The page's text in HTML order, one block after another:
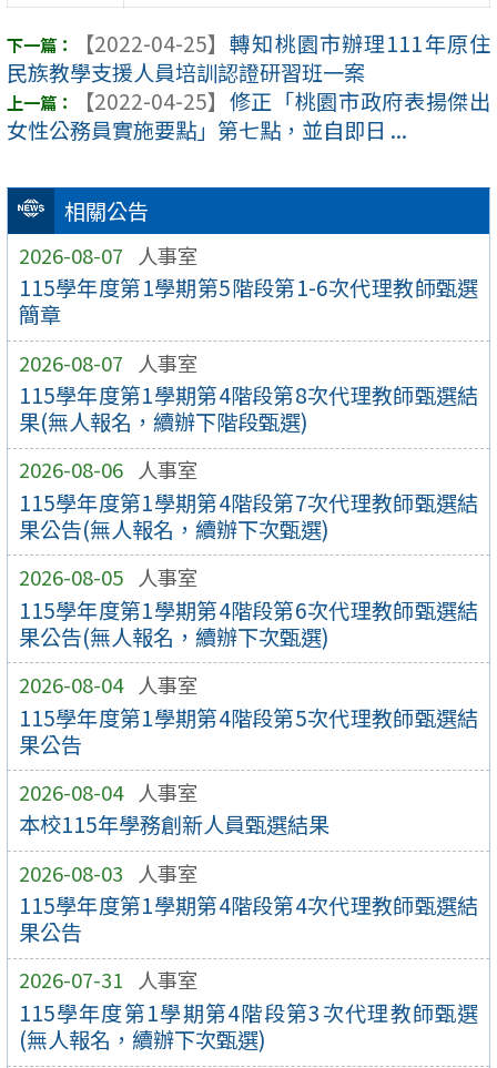
相關公告
2026-08-07 人事室
115學年度第1學期第5階段第1-6次代理教師甄選
簡章
2026-08-07 人事室
115學年度第1學期第4階段第8次代理教師甄選結
果(無人報名，續辦下階段甄選)
2026-08-06 人事室
115學年度第1學期第4階段第7次代理教師甄選結
果公告(無人報名，續辦下次甄選)
2026-08-05 人事室
115學年度第1學期第4階段第6次代理教師甄選結
果公告(無人報名，續辦下次甄選)
2026-08-04 人事室
115學年度第1學期第4階段第5次代理教師甄選結
果公告
2026-08-04 人事室
本校115年學務創新人員甄選結果
2026-08-03 人事室
115學年度第1學期第4階段第4次代理教師甄選結
果公告
2026-07-31 人事室
115學年度第1學期第4階段第3次代理教師甄選
(無人報名，續辦下次甄選)
【2022-04-25】 轉知桃園市辦理111年原住
民族教學支援人員培訓認證研習班一案
【2022-04-25】 修正「桃園市政府表揚傑出
女性公務員實施要點」第七點，並自即日 ...